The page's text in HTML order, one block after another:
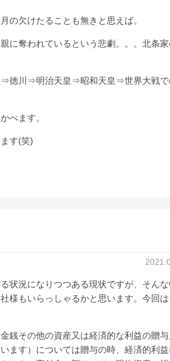
の欠けたることも無きと思えば。
に奪われているという悲劇。。。北条家
⇒徳川⇒明治天皇⇒昭和天皇⇒世界大戦で
べます。
す(笑)
況になりつつある現状ですが、そんな
様もいらっしゃるかと思います。今回
その他の資産又は経済的な利益の贈与
ます）については贈与の時、経済的利